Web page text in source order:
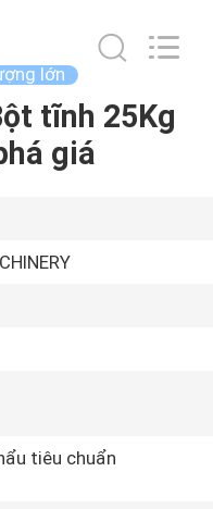
lớn
tĩnh 25Kg
giá
tiêu chuẩn